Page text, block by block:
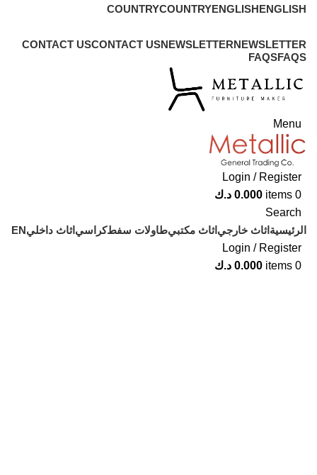
ENGLISH
ENGLISH
COUNTRY
COUNTRY
NEWSLETTER
NEWSLETTER
CONTACT US
CONTACT US
FAQS
FAQS
Menu
Login / Register
0
items
0.000 د.ك
Search
الرئيسية اثاث خارجي اثاث مكتبيطاولات سفطكراسي اثاث داخليEN
Login / Register
0
items
0.000 د.ك